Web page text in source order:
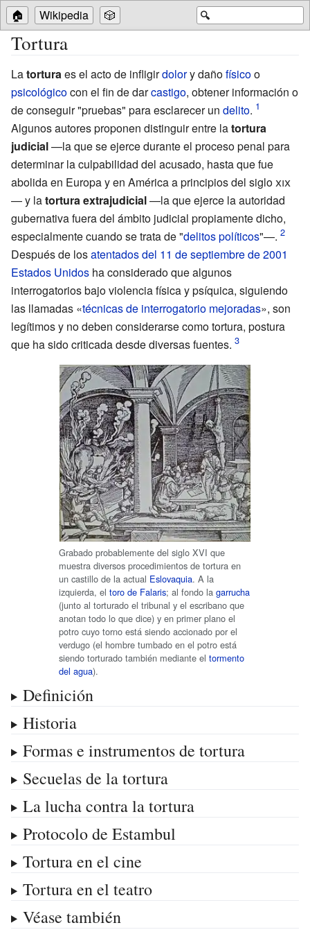
🔍
🏠 Wikipedia 🎲
Tortura
Latortura es el acto de infligirdolory dañofísicoo
psicológicocon el fin de darcastigo, obtener información o
de conseguir "pruebas" para esclarecer un delito.
Algunos autores proponen distinguir entre latortura
judicial—la que se ejerce durante el proceso penal para
determinar la culpabilidad del acusado, hasta que fue
abolida en Europa y en América a principios del sigloxix
— y latortura extrajudicial—la que ejerce la autoridad
gubernativa fuera del ámbito judicial propiamente dicho,
especialmente cuando se trata de "delitos políticos"—.
Después de losatentados del 11 de septiembre de 2001
Estados Unidos ha considerado que algunos
interrogatorios bajo violencia física y psíquica, siguiendo
las llamadas «técnicas de interrogatorio mejoradas», son
legítimos y no deben considerarse como tortura, postura
que ha sido criticada desde diversas fuentes.
Grabado probablemente del siglo XVI que
muestra diversos procedimientos de tortura en
un castillo de la actual Eslovaquia. A la
izquierda, el toro de Falaris; al fondo la garrucha
(junto al torturado el tribunal y el escribano que
anotan todo lo que dice) y en primer plano el
potro cuyo torno está siendo accionado por el
verdugo (el hombre tumbado en el potro está
siendo torturado también mediante el tormento
del agua).
Definición
Historia
Formas e instrumentos de tortura
Secuelas de la tortura
La lucha contra la tortura
Protocolo de Estambul
Tortura en el cine
Tortura en el teatro
Véase también